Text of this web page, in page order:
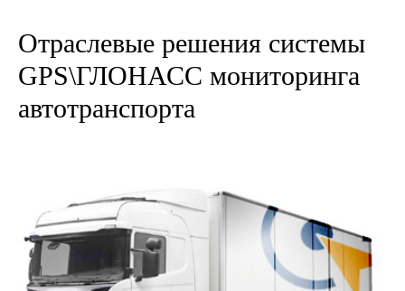
Отраслевые решения системы
GPS\ГЛОНАСС мониторинга
автотранспорта